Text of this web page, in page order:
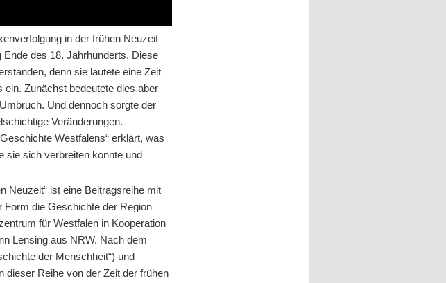
in der frühen Neuzeit
Ende des 18. Jahrhunderts. Diese
denn sie läutete eine Zeit
Zunächst bedeutete dies aber
Und dennoch sorgte der
Veränderungen.
Westfalens“ erklärt, was
sie sich verbreiten konnte und
Neuzeit“ ist eine Beitragsreihe mit
die Geschichte der Region
für Westfalen in Kooperation
Lensing aus NRW. Nach dem
der Menschheit“) und
dieser Reihe von der Zeit der frühen